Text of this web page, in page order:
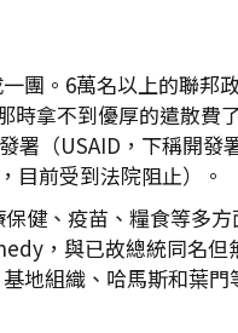
團。6萬名以上的聯邦
拿不到優厚的遣散費
（USAID，下稱開發
目前受到法院阻止）。
健、疫苗、糧食等多
，與已故總統同名
地組織、哈馬斯和葉